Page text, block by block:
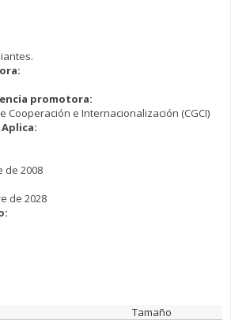
promotora:
Cooperación e Internacionalización (CGCI)
de 2008
de 2028
Tamaño